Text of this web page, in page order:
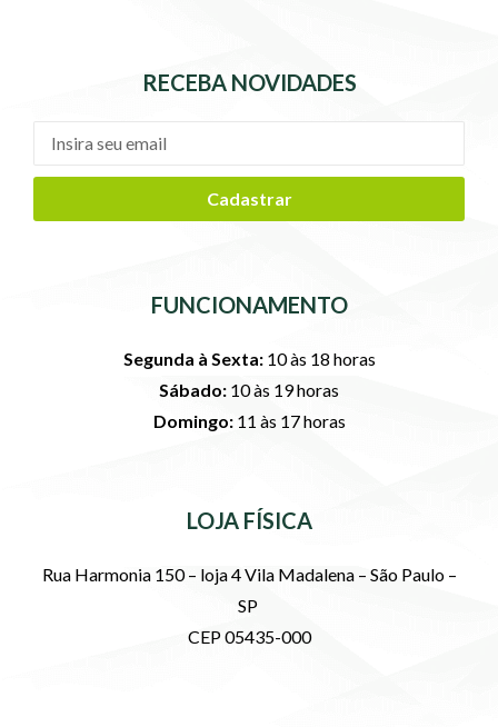
RECEBA NOVIDADES
Cadastrar
FUNCIONAMENTO
Segunda à Sexta:10 às 18 horas
Sábado: 10 às 19 horas
Domingo:11 às 17 horas
LOJA FÍSICA
Rua Harmonia 150 – loja 4 Vila Madalena – São Paulo –
SP
CEP 05435-000